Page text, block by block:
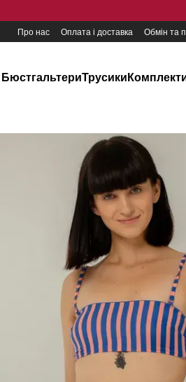
Про нас Оплата і доставка Обмін та
БюстгальтериТрусики